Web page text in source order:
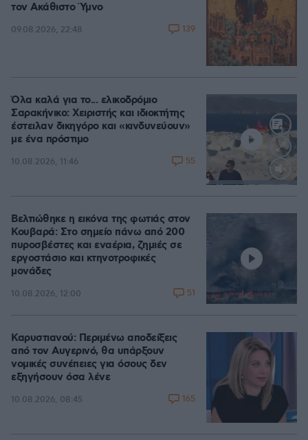
τον Ακάθιστο Ύμνο
09.08.2026, 22:48 139
Loaded
Όλα καλά για το... ελικοδρόμιο
Σαρακήνικο: Χειριστής και ιδιοκτήτης
έστειλαν δικηγόρο και «κινδυνεύουν»
με ένα πρόστιμο
10.08.2026, 11:46 55
Βελτιώθηκε η εικόνα της φωτιάς στον
Κουβαρά: Στο σημείο πάνω από 200
πυροσβέστες και εναέρια, ζημιές σε
εργοστάσιο και κτηνοτροφικές
μονάδες
10.08.2026, 12:00 51
Καρυστιανού: Περιμένω αποδείξεις
από τον Αυγερινό, θα υπάρξουν
νομικές συνέπειες για όσους δεν
εξηγήσουν όσα λένε
10.08.2026, 08:45 165